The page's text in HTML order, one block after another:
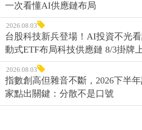
一次看懂AI供應鏈布局
2026.08.03
台股科技新兵登場！AI投資不光
動式ETF布局科技供應鏈 8/3掛牌
2026.08.03
指數創高但雜音不斷，2026下半
家點出關鍵：分散不是口號